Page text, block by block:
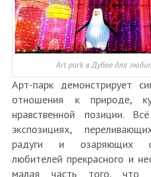
Art park в Дубае для
Арт-парк демонстрирует
отношения к природе,
нравственной позиции.
экспозициях,
радуги и озаряющих
любителей прекрасного и
малая часть того, что